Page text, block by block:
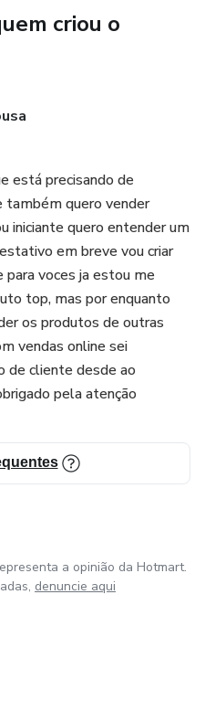
dentro do mês corrente,
70%)
(Máximo 75%)
(Máximo 80%)
DINHEIRO
dentro do mesmo mês,
empresa), você ainda irá
🤑
criou o
está precisando de
também quero vender
iniciante quero entender um
em breve vou criar
voces ja estou me
top, mas por enquanto
os produtos de outras
vendas online sei
de cliente desde ao
pela atenção
a opinião da Hotmart.
denuncie aqui